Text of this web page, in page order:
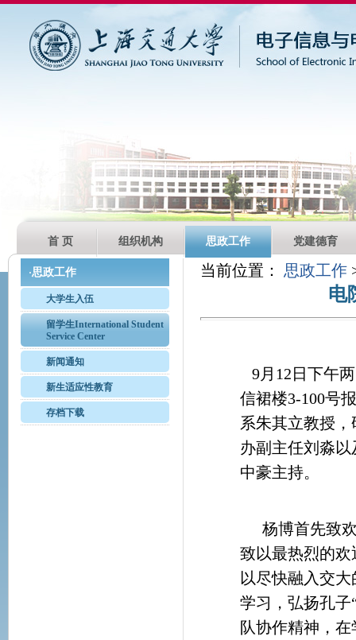
首 页 组织机构 思政工作 党建德育
·思政工作
大学生入伍
留学生International Student
Service Center
新闻通知
新生适应性教育
存档下载
当前位置： 思政工作
电
9月 12 日下午
信裙楼3-100号
系朱其立教授
办副主任刘淼
中豪主持。
杨博首先致
致以最热烈的
以尽快融入交
学习，弘扬孔
队协作精神，